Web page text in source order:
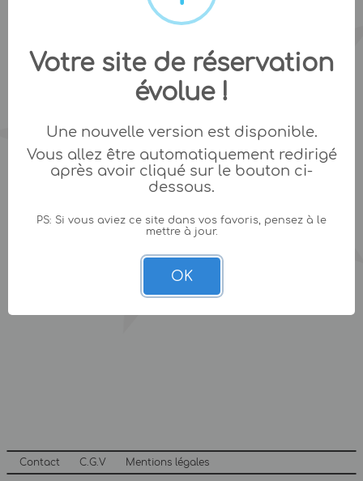
Contact C.G.V Mentions légales
Votre site de réservation
évolue !
Une nouvelle version est disponible.
Vous allez être automatiquement redirigé
après avoir cliqué sur le bouton ci-
dessous.
PS: Si vous aviez ce site dans vos favoris, pensez à le
mettre à jour.
OK